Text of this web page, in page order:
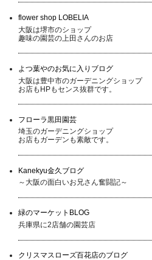
flower shop LOBELIA
大阪は堺市のショップ
趣味の園芸の上田さんのお店
よつ葉やのお気に入りブログ
大阪は豊中市のガーデニングショップ
お店もHPもセンス抜群です。
フローラ黒田園芸
埼玉のガーデニングショップ
お店もガーデンも素敵です。
Kanekyu金久ブログ
～大阪の面白いお兄さん奮闘記～
緑のマーケットBLOG
兵庫県に2店舗の園芸店
クリスマスローズ百花店のブログ